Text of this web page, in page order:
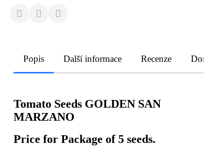
Popis Další informace Recenze
Tomato Seeds GOLDEN SAN
MARZANO
Price for Package of 5 seeds.